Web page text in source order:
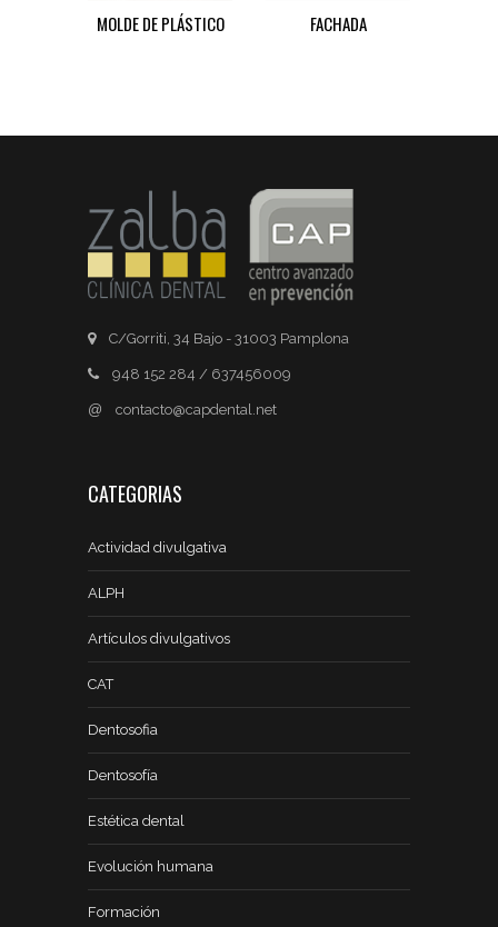
MOLDE DE PLÁSTICO FACHADA
C/Gorriti, 34 Bajo - 31003 Pamplona
948 152 284 / 637456009
@ contacto@capdental.net
CATEGORIAS
Actividad divulgativa
ALPH
Artículos divulgativos
CAT
Dentosofia
Dentosofía
Estética dental
Evolución humana
Formación